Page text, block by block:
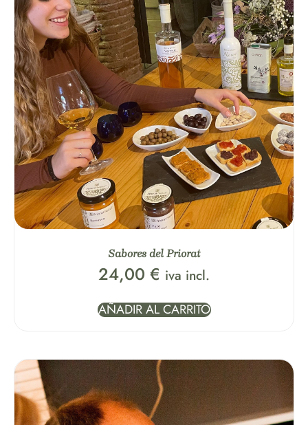
Sabores del Priorat
24,00 € iva incl.
AÑADIR AL CARRITO